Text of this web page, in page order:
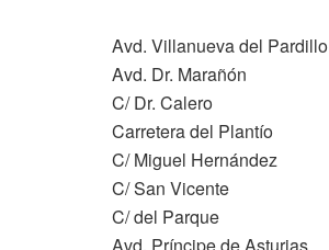
Avd. Villanueva del Pardillo
Avd. Dr. Marañón
C/ Dr. Calero
Carretera del Plantío
C/ Miguel Hernández
C/ San Vicente
C/ del Parque
Avd. Príncipe de Asturias